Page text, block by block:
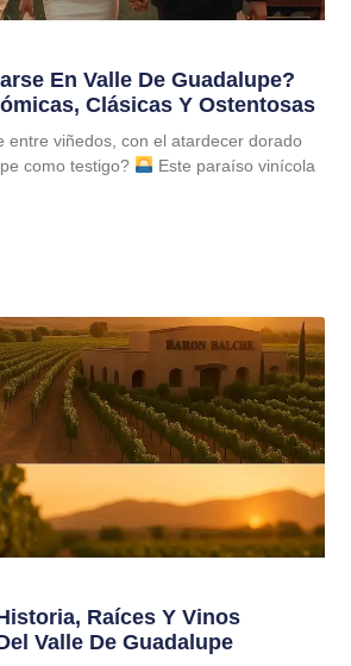
En Valle De Guadalupe?
Clásicas Y Ostentosas
entre viñedos, con el atardecer dorado
como testigo?
Este paraíso vinícola
Raíces Y Vinos
Valle De Guadalupe